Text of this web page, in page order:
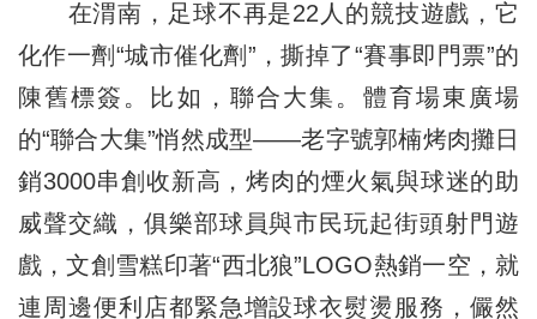
在渭南，足球不再是22人的競技遊戲，它
化作一劑“城市催化劑”，撕掉了“賽事即門票”的
陳舊標簽。比如，聯合大集。體育場東廣場
的“聯合大集”悄然成型——老字號郭楠烤肉攤日
銷3000串創收新高，烤肉的煙火氣與球迷的助
威聲交織，俱樂部球員與市民玩起街頭射門遊
戲，文創雪糕印著“西北狼”LOGO熱銷一空，就
連周邊便利店都緊急增設球衣熨燙服務，儼然